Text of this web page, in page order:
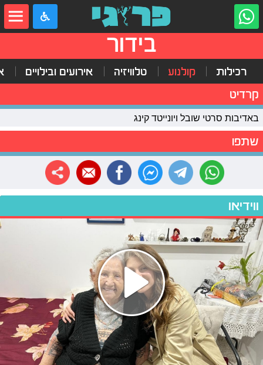
בידור
רכילות קולנוע טלוויזיה אירועים ובילויים
קרדיט
באדיבות סרטי שובל ויונייטד קינג
שתפו
ווידיאו